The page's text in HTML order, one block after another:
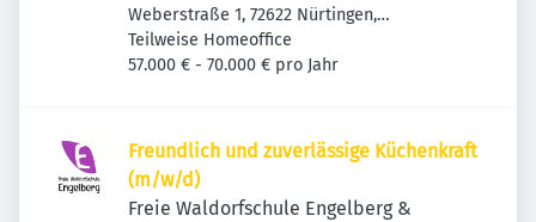
Weberstraße 1, 72622 Nürtingen,
Deutschland
Teilweise Homeoffice
57.000 € - 70.000 € pro Jahr
Freundlich und zuverlässige Küchenkraft
(m/w/d)
Freie Waldorfschule Engelberg &